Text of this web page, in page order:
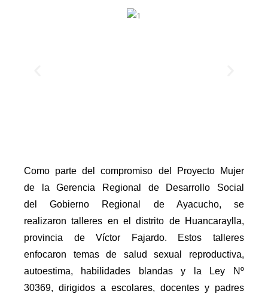
Como parte del compromiso del Proyecto Mujer
de la Gerencia Regional de Desarrollo Social
del Gobierno Regional de Ayacucho, se
realizaron talleres en el distrito de Huancaraylla,
provincia de Víctor Fajardo. Estos talleres
enfocaron temas de salud sexual reproductiva,
autoestima, habilidades blandas y la Ley Nº
30369, dirigidos a escolares, docentes y padres